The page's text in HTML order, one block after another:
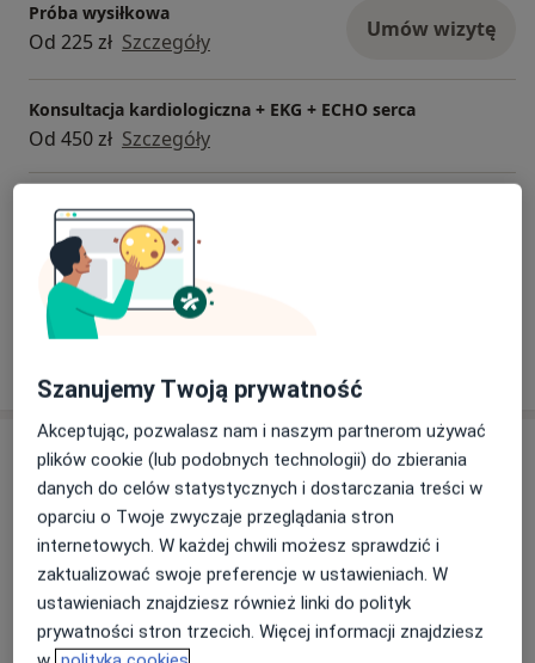
Próba wysiłkowa
Od 225 zł Szczegóły Umów wizytę
Konsultacja kardiologiczna + EKG + ECHO serca
Od 450 zł Szczegóły
Badania diagnostyczne
Szczegóły
+ 10 usług
Adresy (4)
Adres 1 Adres 2 Adres 3 Adres 4
Centrum Medyczne MEDICOVER
GRANICZNA
Graniczna 54,
Szanujemy Twoją prywatność
Akceptując, pozwalasz nam i naszym partnerom używać
plików cookie (lub podobnych technologii) do zbierania
danych do celów statystycznych i dostarczania treści w
oparciu o Twoje zwyczaje przeglądania stron
internetowych. W każdej chwili możesz sprawdzić i
zaktualizować swoje preferencje w ustawieniach. W
ustawieniach znajdziesz również linki do polityk
prywatności stron trzecich. Więcej informacji znajdziesz